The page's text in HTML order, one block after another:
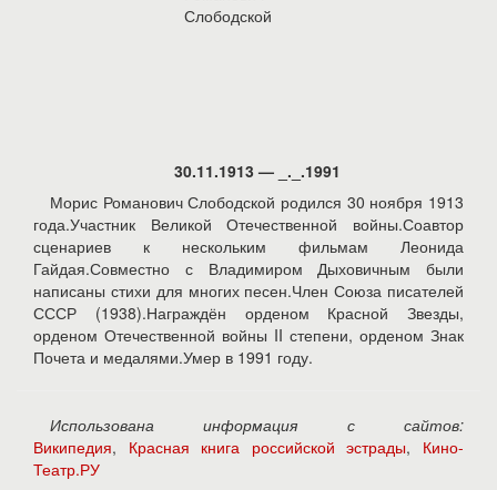
30.11.1913 — _._.1991
Морис Романович Слободской родился 30 ноября 1913
года.Участник Великой Отечественной войны.Соавтор
сценариев к нескольким фильмам Леонида
Гайдая.Совместно с Владимиром Дыховичным были
написаны стихи для многих песен.Член Союза писателей
СССР (1938).Награждён орденом Красной Звезды,
орденом Отечественной войны II степени, орденом Знак
Почета и медалями.Умер в 1991 году.
Использована информация с сайтов:
Википедия, Красная книга российской эстрады, Кино-
Театр.РУ